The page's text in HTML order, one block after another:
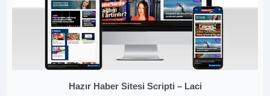
Hazır Haber Sitesi Scripti – Laci